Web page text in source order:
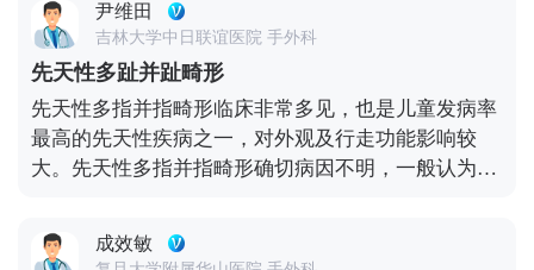
童期，以确保手指的正常发育和功能恢复。手术过程
中，医生会仔细分离粘连的指骨和软组织，并进行必
要的修复和重建。手术后，患儿需要进行一定的康复
训练和物理治疗，以促进手指功能的恢复。 生活建
议：在手术前，家长应注意保护患儿的手指，避免受
到外伤或感染。手术后，应遵医嘱进行康复训练和物
功能的恢复情况。此外，家长应给予患儿足够的心理
支持，帮助他们建立积极的心态，勇敢面对治疗过程
尹维田
吉林大学中日联谊医院 手外科
先天性多趾并趾畸形
先天性多指并指畸形临床非常多见，也是儿童发病率
最高的先天性疾病之一，对外观及行走功能影响较
大。先天性多指并指畸形确切病因不明，一般认为与
严重者影响足部外观和功能。除了生理上的影响外，
成效敏